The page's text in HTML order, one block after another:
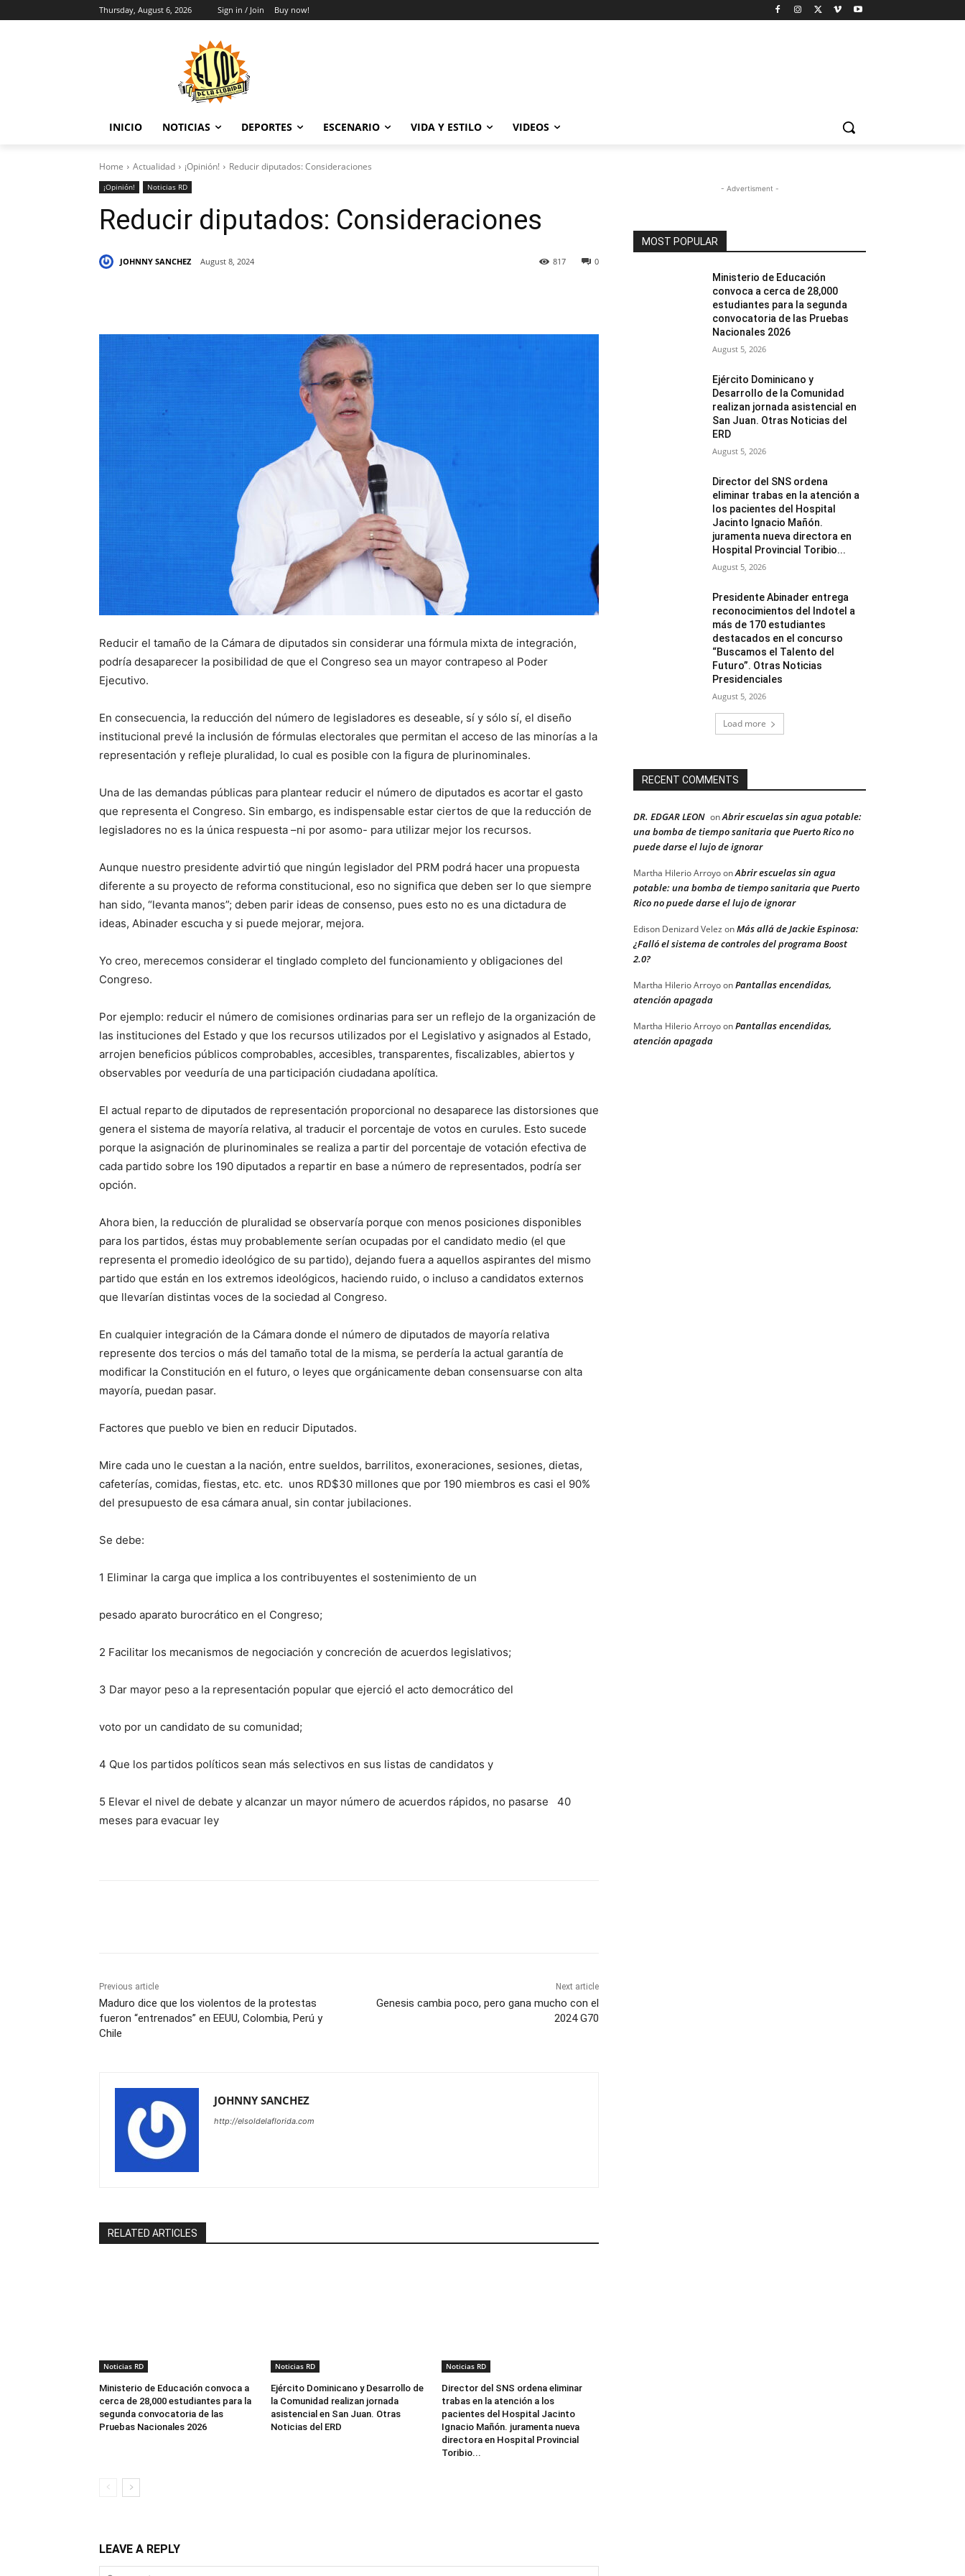
Thursday, August 6, 2026 Sign in / Join Buy now!
INICIO NOTICIAS DEPORTES ESCENARIO VIDA Y ESTILO VIDEOS
Home Actualidad ¡Opinión! Reducir diputados: Consideraciones
¡Opinión! Noticias RD
Reducir diputados: Consideraciones
JOHNNY SANCHEZ August 8, 2024 0
817
Reducir el tamaño de la Cámara de diputados sin considerar una fórmula mixta de integración,
podría desaparecer la posibilidad de que el Congreso sea un mayor contrapeso al Poder
Ejecutivo.
En consecuencia, la reducción del número de legisladores es deseable, sí y sólo sí, el diseño
institucional prevé la inclusión de fórmulas electorales que permitan el acceso de las minorías a la
representación y refleje pluralidad, lo cual es posible con la figura de plurinominales.
Una de las demandas públicas para plantear reducir el número de diputados es acortar el gasto
que representa el Congreso. Sin embargo, es indispensable estar ciertos de que la reducción de
legisladores no es la única respuesta –ni por asomo- para utilizar mejor los recursos.
Aunque nuestro presidente advirtió que ningún legislador del PRM podrá hacer una propuesta
diferente a su proyecto de reforma constitucional, eso no significa que deben ser lo que siempre
han sido, “levanta manos”; deben parir ideas de consenso, pues esto no es una dictadura de
ideas, Abinader escucha y si puede mejorar, mejora.
Yo creo, merecemos considerar el tinglado completo del funcionamiento y obligaciones del
Congreso.
Por ejemplo: reducir el número de comisiones ordinarias para ser un reflejo de la organización de
las instituciones del Estado y que los recursos utilizados por el Legislativo y asignados al Estado,
arrojen beneficios públicos comprobables, accesibles, transparentes, fiscalizables, abiertos y
observables por veeduría de una participación ciudadana apolítica.
El actual reparto de diputados de representación proporcional no desaparece las distorsiones que
genera el sistema de mayoría relativa, al traducir el porcentaje de votos en curules. Esto sucede
porque la asignación de plurinominales se realiza a partir del porcentaje de votación efectiva de
cada partido sobre los 190 diputados a repartir en base a número de representados, podría ser
opción.
Ahora bien, la reducción de pluralidad se observaría porque con menos posiciones disponibles
para los partidos, éstas muy probablemente serían ocupadas por el candidato medio (el que
representa el promedio ideológico de su partido), dejando fuera a aquellos aspirantes del mismo
partido que están en los extremos ideológicos, haciendo ruido, o incluso a candidatos externos
que llevarían distintas voces de la sociedad al Congreso.
En cualquier integración de la Cámara donde el número de diputados de mayoría relativa
represente dos tercios o más del tamaño total de la misma, se perdería la actual garantía de
modificar la Constitución en el futuro, o leyes que orgánicamente deban consensuarse con alta
mayoría, puedan pasar.
Factores que pueblo ve bien en reducir Diputados.
Mire cada uno le cuestan a la nación, entre sueldos, barrilitos, exoneraciones, sesiones, dietas,
cafeterías, comidas, fiestas, etc. etc. unos RD$30 millones que por 190 miembros es casi el 90%
del presupuesto de esa cámara anual, sin contar jubilaciones.
Se debe:
1 Eliminar la carga que implica a los contribuyentes el sostenimiento de un
pesado aparato burocrático en el Congreso;
2 Facilitar los mecanismos de negociación y concreción de acuerdos legislativos;
3 Dar mayor peso a la representación popular que ejerció el acto democrático del
voto por un candidato de su comunidad;
4 Que los partidos políticos sean más selectivos en sus listas de candidatos y
5 Elevar el nivel de debate y alcanzar un mayor número de acuerdos rápidos, no pasarse 40
meses para evacuar ley
Previous article
Maduro dice que los violentos de la protestas
fueron “entrenados” en EEUU, Colombia, Perú y
Chile
Next article
Genesis cambia poco, pero gana mucho con el
2024 G70
JOHNNY SANCHEZ
http://elsoldelaflorida.com
RELATED ARTICLES
Noticias RD
Ministerio de Educación convoca a
cerca de 28,000 estudiantes para la
segunda convocatoria de las
Pruebas Nacionales 2026
Noticias RD
Ejército Dominicano y Desarrollo de
la Comunidad realizan jornada
asistencial en San Juan. Otras
Noticias del ERD
Noticias RD
Director del SNS ordena eliminar
trabas en la atención a los
pacientes del Hospital Jacinto
Ignacio Mañón. juramenta nueva
directora en Hospital Provincial
Toribio...
LEAVE A REPLY
- Advertisment -
MOST POPULAR
Ministerio de Educación
convoca a cerca de 28,000
estudiantes para la segunda
convocatoria de las Pruebas
Nacionales 2026
August 5, 2026
Ejército Dominicano y
Desarrollo de la Comunidad
realizan jornada asistencial en
San Juan. Otras Noticias del
ERD
August 5, 2026
Director del SNS ordena
eliminar trabas en la atención a
los pacientes del Hospital
Jacinto Ignacio Mañón.
juramenta nueva directora en
Hospital Provincial Toribio...
August 5, 2026
Presidente Abinader entrega
reconocimientos del Indotel a
más de 170 estudiantes
destacados en el concurso
“Buscamos el Talento del
Futuro”. Otras Noticias
Presidenciales
August 5, 2026
Load more
RECENT COMMENTS
DR. EDGAR LEON onAbrir escuelas sin agua potable:
una bomba de tiempo sanitaria que Puerto Rico no
puede darse el lujo de ignorar
Martha Hilerio ArroyoonAbrir escuelas sin agua
potable: una bomba de tiempo sanitaria que Puerto
Rico no puede darse el lujo de ignorar
Edison Denizard Velez onMás allá de Jackie Espinosa:
¿Falló el sistema de controles del programa Boost
2.0?
Martha Hilerio ArroyoonPantallas encendidas,
atención apagada
Martha Hilerio ArroyoonPantallas encendidas,
atención apagada